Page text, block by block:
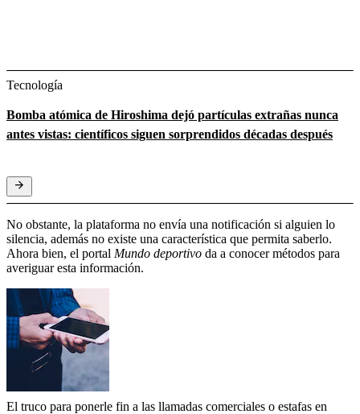
Tecnología
Bomba atómica de Hiroshima dejó partículas extrañas nunca
antes vistas: científicos siguen sorprendidos décadas después
No obstante, la plataforma no envía una notificación si alguien lo
silencia, además no existe una característica que permita saberlo.
Ahora bien, el portal Mundo deportivo da a conocer métodos para
averiguar esta información.
El truco para ponerle fin a las llamadas comerciales o estafas en